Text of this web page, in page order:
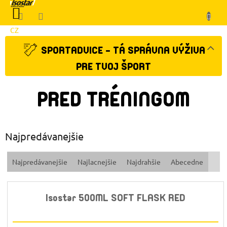
Prejsť
obsah
CZ
Klient
NÁKUPNÝ
KOŠÍK
SPORTADVICE - TÁ SPRÁVNA VÝŽIVA
PRE TVOJ ŠPORT
PRED TRÉNINGOM
Najpredávanejšie
R
d
Najpredávanejšie Najlacnejšie Najdrahšie Abecedne
Isostar 500ML SOFT FLASK RED